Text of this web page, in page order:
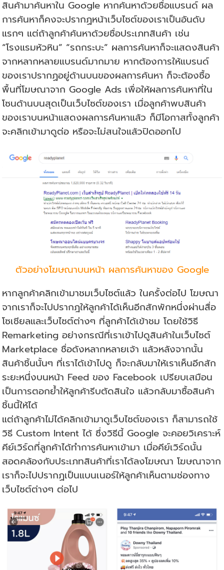
สินค้ามาค้นหาใน Google หากค้นหาด้วยชื่อแบรนด์ ผล
การค้นหาก็คงจะปรากฏหน้าเว็บไซต์ของเราเป็นอันดับ
แรกๆ แต่ถ้าลูกค้าค้นหาด้วยชื่อประเภทสินค้า เช่น
“โรงแรมหัวหิน” “รถกระบะ” ผลการค้นหาก็จะแสดงสินค้า
จากหลากหลายแบรนด์มากมาย หากต้องการให้แบรนด์
ของเราปรากฏอยู่ด้านบนของผลการค้นหา ก็จะต้องซื้อ
พื้นที่โฆษณาจาก Google Ads เพื่อให้ผลการค้นหาที่ใน
โซนด้านบนสุดเป็นเว็บไซต์ของเรา เมื่อลูกค้าพบสินค้า
ของเราบนหน้าแสดงผลการค้นหาแล้ว ก็มีโอกาสทั้งลูกค้า
จะคลิกเข้ามาดูต่อ หรือจะไม่สนใจแล้วปิดออกไป
ตัวอย่างโฆษณาบนหน้า ผลการค้นหาของ Google
หากลูกค้าคลิกเข้ามาชมเว็บไซต์แล้ว ในครั้งต่อไป โฆษณา
จากเราก็จะไปปรากฎให้ลูกค้าได้เห็นอีกสักพักหนึ่งผ่านสื่อ
โซเชียลและเว็บไซต์ต่างๆ ที่ลูกค้าได้เข้าชม โดยใช้วิธี
Remarketing อย่างกรณีที่เราเข้าไปดูสินค้าในเว็บไซต์
Marketplace ชื่อดังหลากหลายเจ้า แล้วหลังจากนั้น
สินค้าชิ้นนั้นๆ ที่เราได้เข้าไปดู ก็จะกลับมาให้เราเห็นอีกสัก
ระยะหนึ่งบนหน้า Feed ของ Facebook เปรียบเสมือน
เป็นการตอกย้ำให้ลูกค้ารีบตัดสินใจ แล้วกลับมาซื้อสินค้า
ชิ้นนี้ให้ได้
แต่ถ้าลูกค้าไม่ได้คลิกเข้ามาดูเว็บไซต์ของเรา ก็สามารถใช้
วิธี Custom Intent ได้ ซึ่งวิธีนี้ Google จะคอยวิเคราะห์
คีย์เวิร์ดที่ลูกค้าได้ทำการค้นหาเข้ามา เมื่อคีย์เวิร์ดนั้น
สอดคล้องกับประเภทสินค้าที่เราได้ลงโฆษณา โฆษณาจาก
เราก็จะไปปรากฏเป็นแบนเนอร์ให้ลูกค้าเห็นตามช่องทาง
เว็บไซต์ต่างๆ ต่อไป